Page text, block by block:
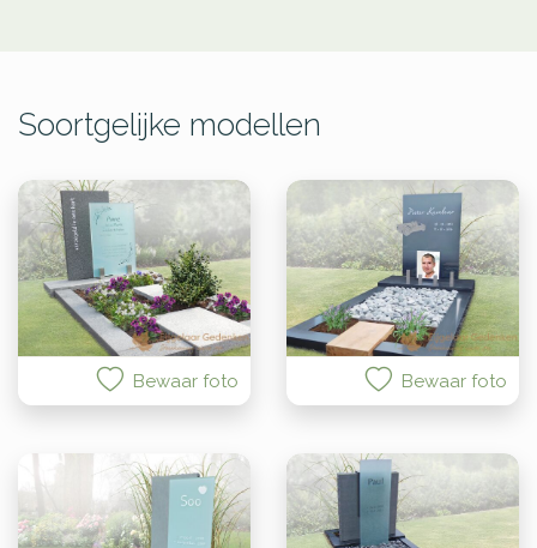
Soortgelijke modellen
Bewaar foto Bewaar foto